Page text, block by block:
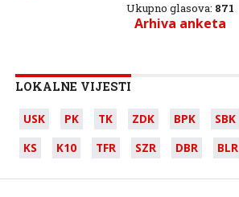
Ukupno glasova: 871
Arhiva anketa
LOKALNE VIJESTI
USK PK TK ZDK BPK SBK
KS
K10 TFR SZR DBR BLR